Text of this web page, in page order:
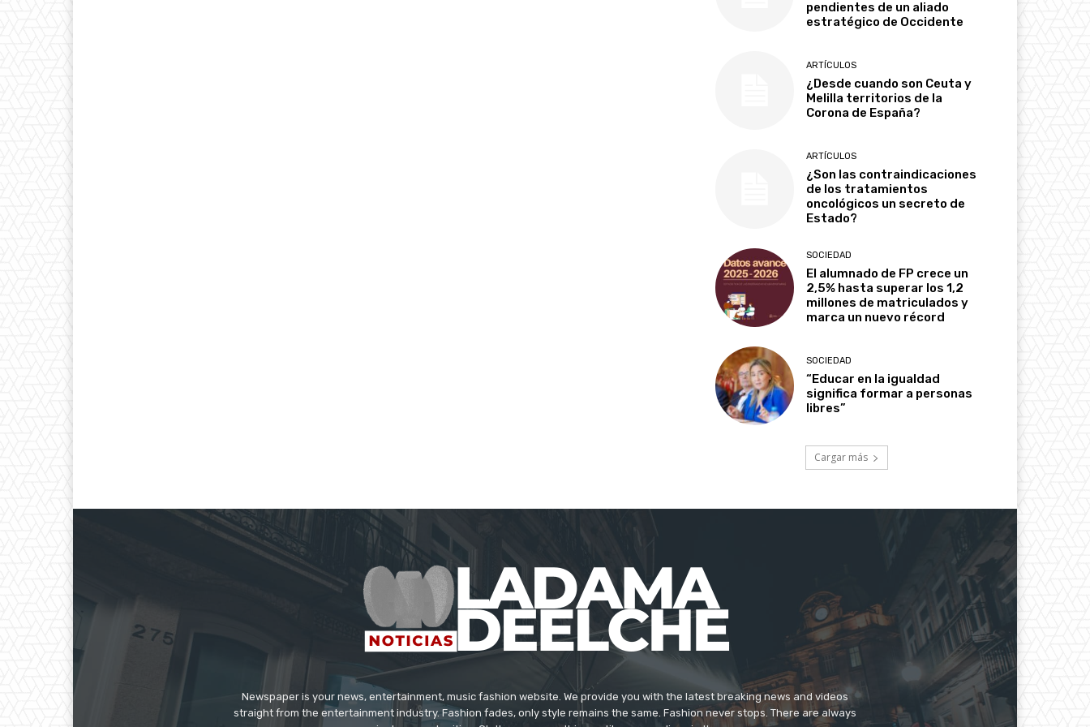
pendientes de un aliado
estratégico de Occidente
ARTÍCULOS
¿Desde cuando son Ceuta y
Melilla territorios de la
Corona de España?
ARTÍCULOS
¿Son las contraindicaciones
de los tratamientos
oncológicos un secreto de
Estado?
SOCIEDAD
El alumnado de FP crece un
2,5% hasta superar los 1,2
millones de matriculados y
marca un nuevo récord
SOCIEDAD
“Educar en la igualdad
significa formar a personas
libres”
Cargar más
Newspaper is your news, entertainment, music fashion website. We provide you with the latest breaking news and videos
straight from the entertainment industry. Fashion fades, only style remains the same. Fashion never stops. There are always